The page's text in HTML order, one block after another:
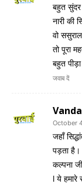
बहुत सुंदर
नारी की
वो
तो पूरा
बहुत
जवाब दें
October
जहाँ
पड़ता है।
कल्पना
l ये हमारे